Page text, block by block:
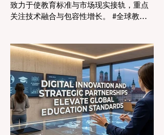
致力于使教育标准与市场现实接轨，重点
关注技术融合与包容性增长。 #全球教育
者和 #教育科技 创新者齐聚达沃斯会议中
心，共同探讨学习领域最紧迫的挑战与机
遇。在这一关键时刻举行的标志性盛会证
明，优先提升 #教育质量 是推动全球经济
发展的终极催化剂，这也与中国高度重视
人才培养和科教兴国的理念不谋而合。 今
年，全球教育产业的估值达到了惊人的7.7
万亿美元。全球约有六百万所学校和五万